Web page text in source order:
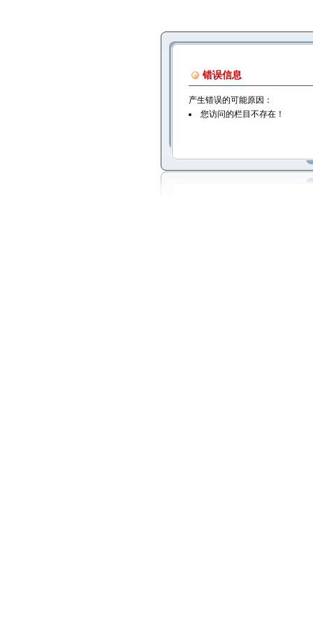
错误信息
产生错误的可能原因：
您访问的栏目不存在！